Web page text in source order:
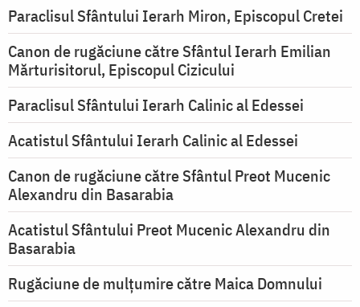
Paraclisul Sfântului Ierarh Miron, Episcopul Cretei
Canon de rugăciune către Sfântul Ierarh Emilian
Mărturisitorul, Episcopul Cizicului
Paraclisul Sfântului Ierarh Calinic al Edessei
Acatistul Sfântului Ierarh Calinic al Edessei
Canon de rugăciune către Sfântul Preot Mucenic
Alexandru din Basarabia
Acatistul Sfântului Preot Mucenic Alexandru din
Basarabia
Rugăciune de mulţumire către Maica Domnului